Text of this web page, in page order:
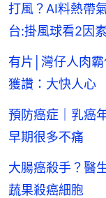
打風？AI料熱帶
台:掛風球看2因素
有片│灣仔人肉
獲讚：大快人心
預防癌症｜乳癌
早期很多不痛
大腸癌殺手？醫
蔬果殺癌細胞